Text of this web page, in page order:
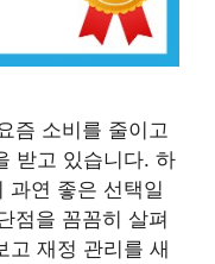
즘 소비를 줄이고
받고 있습니다. 하
과연 좋은 선택일
점을 꼼꼼히 살펴
고 재정 관리를 새